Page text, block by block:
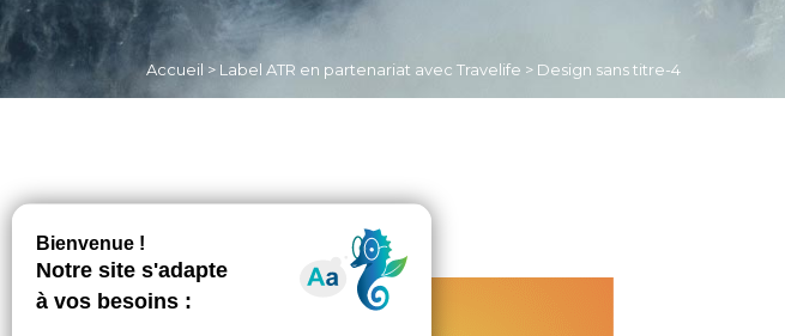
Accueil > Label ATR en partenariat avec Travelife > Design sans titre-4